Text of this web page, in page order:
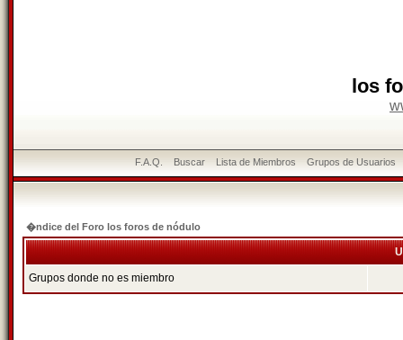
los
F.A.Q. Buscar Lista de Miembros Grupos de Usuarios
�ndice del Foro los foros de nódulo
Grupos donde no es miembro